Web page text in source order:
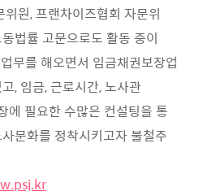
원, 프랜차이즈협회 자문위
법률 고문으로도 활동 중이
무를 해오면서 임금채권보장업
, 임금, 근로시간, 노사관
에 필요한 수많은 컨설팅을 통
문화를 정착시키고자 불철주